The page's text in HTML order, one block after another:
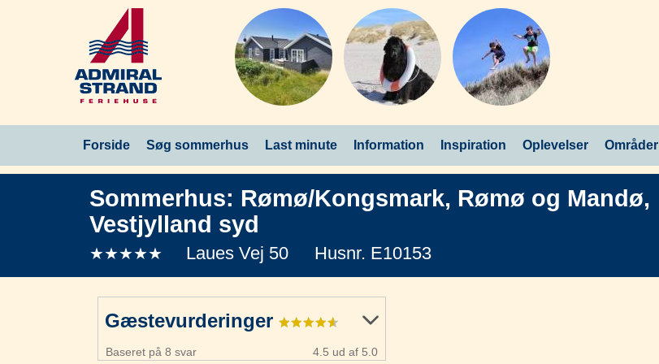
Forside Søg sommerhus Last minute Information Inspiration Oplevelser Områder
Sommerhus: Rømø/Kongsmark, Rømø og Mandø,
Vestjylland syd
★★★★★ Laues Vej 50 Husnr. E10153
Gæstevurderinger
Baseret på 8 svar 4.5 ud af 5.0